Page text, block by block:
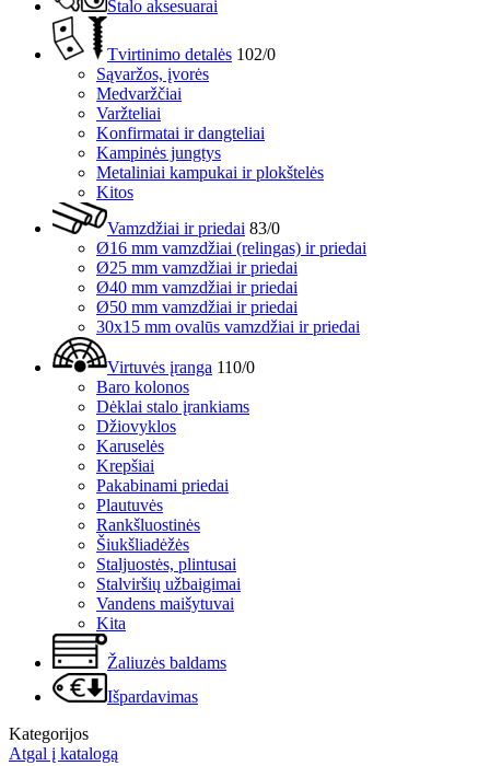
Stalo aksesuarai
Tvirtinimo detalės 102/0
Sąvaržos, įvorės
Medvaržčiai
Varžteliai
Konfirmatai ir dangteliai
Kampinės jungtys
Metaliniai kampukai ir plokštelės
Kitos
Vamzdžiai ir priedai 83/0
Ø16 mm vamzdžiai (relingas) ir priedai
Ø25 mm vamzdžiai ir priedai
Ø40 mm vamzdžiai ir priedai
Ø50 mm vamzdžiai ir priedai
30x15 mm ovalūs vamzdžiai ir priedai
Virtuvės įranga 110/0
Baro kolonos
Dėklai stalo įrankiams
Džiovyklos
Karuselės
Krepšiai
Pakabinami priedai
Plautuvės
Rankšluostinės
Šiukšliadėžės
Staljuostės, plintusai
Stalviršių užbaigimai
Vandens maišytuvai
Kita
Žaliuzės baldams
Išpardavimas
Kategorijos
Atgal į katalogą